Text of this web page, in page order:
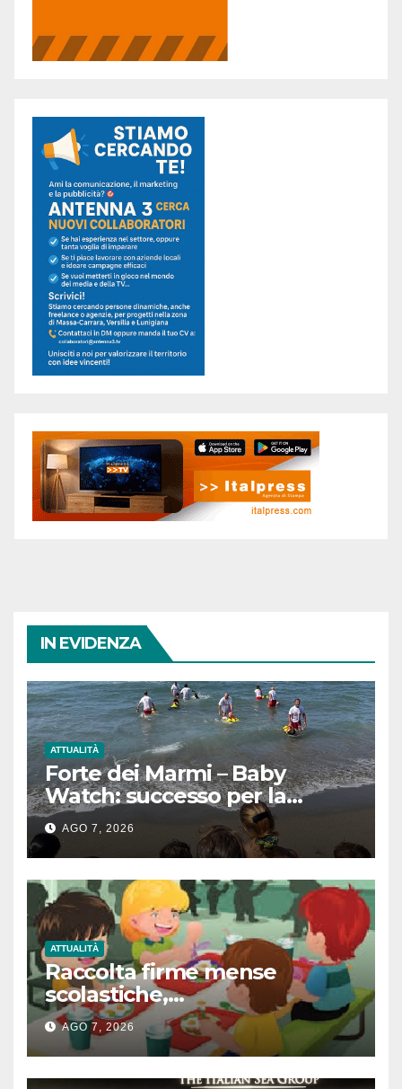
IN EVIDENZA
ATTUALITÀ
Forte dei Marmi – Baby
Watch: successo per la
giornata dedicata ai più
piccoli tra sicurezza, mare e
divertimento
AGO 7, 2026
ATTUALITÀ
Raccolta firme mense
scolastiche,
L’Amministrazione rassicura
le famiglie sulla refezione
scolastica
AGO 7, 2026